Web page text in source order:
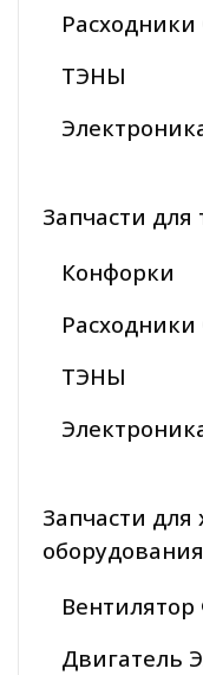
ТЭНЫ
Запчасти для
Конфорки
ТЭНЫ
Запчасти для
оборудования
Двигатель